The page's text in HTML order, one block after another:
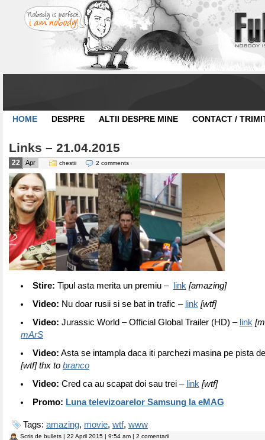
HOME DESPRE ALTII DESPRE MINE CONTACT /
Links – 21.04.2015
22 Apr chestii 2 comments
Stire: Tipul asta merita un premiu – link [amazing]
Video: Nu doar rusii si se bat in trafic – link [wtf]
Video: Jurassic World – Official Global Trailer (HD) – link
mArS
Video: Asta se intampla daca iti parchezi masina pe pista
[wtf] thx to branco
Video: Cred ca au scapat doi sau trei – link [wtf]
Promo: Luna televizoarelor Samsung la eMAG
Tags: amazing, movie, wtf, www
Scris de bullets | 22 April 2015 | 9:54 am | 2 comentarii